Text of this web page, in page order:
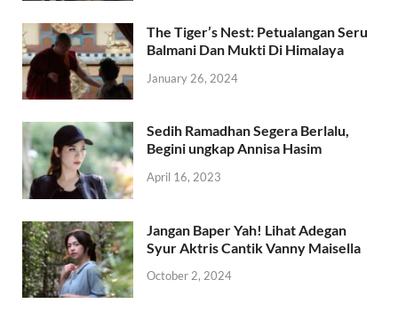
The Tiger’s Nest: Petualangan Seru
Balmani Dan Mukti Di Himalaya
January 26, 2024
Sedih Ramadhan Segera Berlalu,
Begini ungkap Annisa Hasim
April 16, 2023
Jangan Baper Yah! Lihat Adegan
Syur Aktris Cantik Vanny Maisella
October 2, 2024